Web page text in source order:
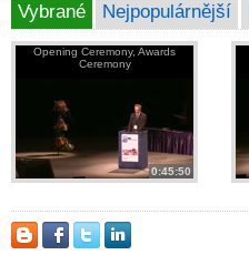
Vybrané Nejpopulárnější
Opening Ceremony, Awards
Ceremony
0:45:50